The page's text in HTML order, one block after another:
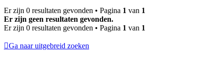
Er zijn 0 resultaten gevonden • Pagina 1 van 1
Er zijn geen resultaten gevonden.
Er zijn 0 resultaten gevonden • Pagina 1 van 1
Ga naar uitgebreid zoeken